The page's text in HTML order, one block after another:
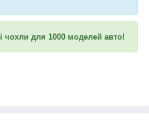
чохли для 1000 моделей авто!